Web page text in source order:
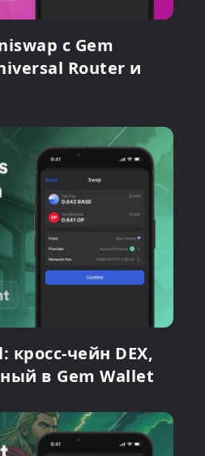
с Gem
Router и
кросс-чейн DEX,
в Gem Wallet